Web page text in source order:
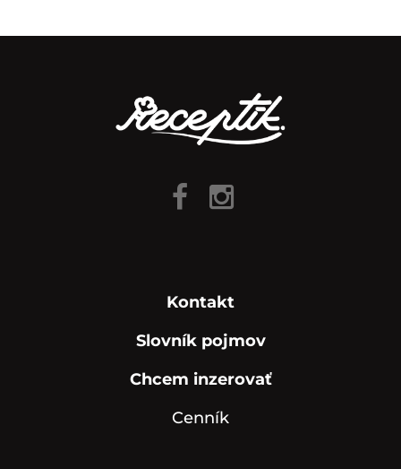
Kontakt
Slovník pojmov
Chcem inzerovať
Cenník